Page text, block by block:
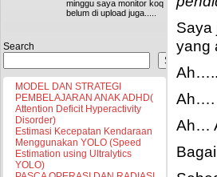
minggu saya monitor koq
belum di upload juga.....
Search
Search
MODEL DAN STRATEGI
PEMBELAJARAN ANAK ADHD(
Attention Deficit Hyperactivity
Disorder)
Estimasi Kecepatan Kendaraan
Menggunakan YOLO (Speed
Estimation using Ultralytics
YOLO)
Saya
yang
Ah….
Ah…